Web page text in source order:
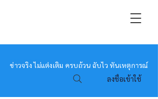
หมอข่าว
ข่าวจริง ไม่แต่งเติม ครบถ้วน ฉับไว ทันเหตุการณ์
ลงชื่อเข้าใช้